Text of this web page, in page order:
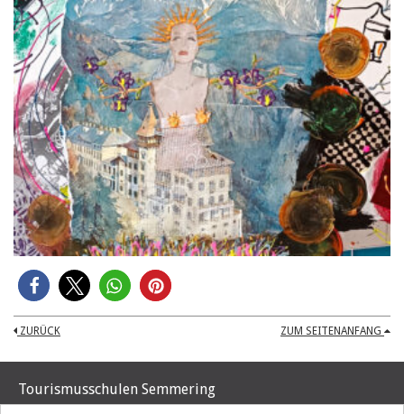
ZURÜCK ZUM SEITENANFANG
Tourismusschulen Semmering
Hochstraße 37